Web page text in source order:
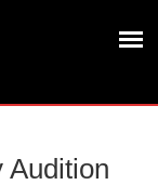
Audition